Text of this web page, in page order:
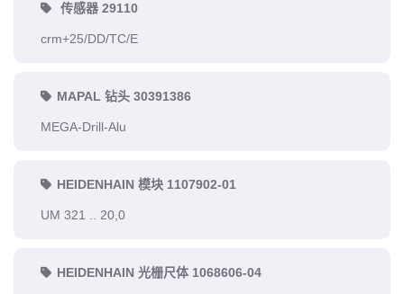
传感器 29110
crm+25/DD/TC/E
MAPAL 钻头 30391386
MEGA-Drill-Alu
HEIDENHAIN 模块 1107902-01
UM 321 .. 20,0
HEIDENHAIN 光栅尺体 1068606-04